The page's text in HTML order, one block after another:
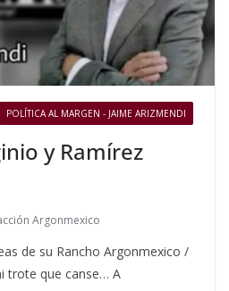
POLÍTICA AL MARGEN - JAIME ARIZMENDI
y Ramírez
Argonmexico
de su Rancho Argonmexico /
trote que canse… A